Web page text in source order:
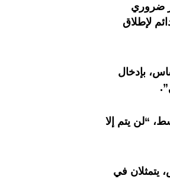
ضروري
لإطلاق
بإدخال
“لن يتم إلا
يتمثلان في